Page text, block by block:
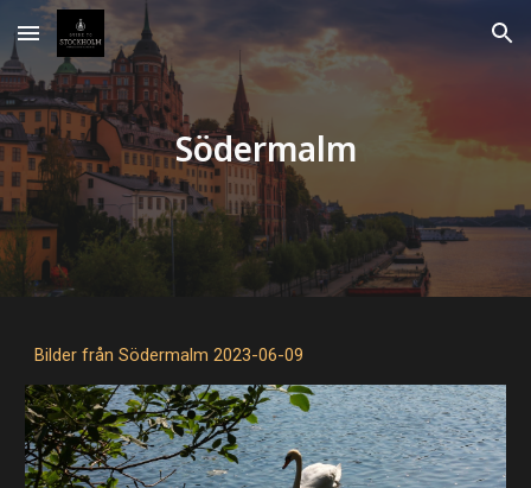
Skip to main content Skip to navigation
Södermalm
Bilder från Södermalm 2023-06-09